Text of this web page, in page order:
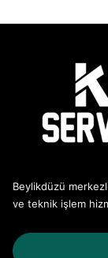
Beylikdüzü
ve teknik işlem